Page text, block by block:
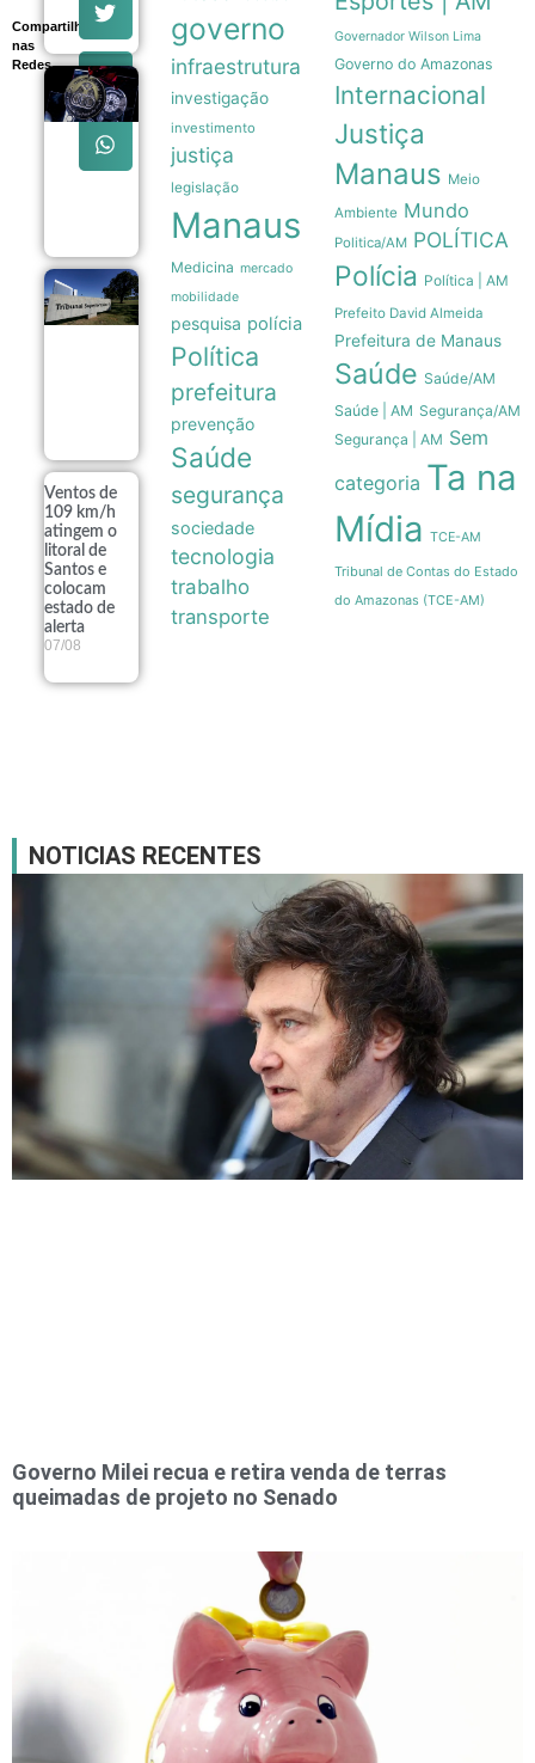
Compartilhe
nas
Redes
Legado
paralímpico:
a trajetória
da primeira
medalha do
Brasil em
07/08
TSE institui
assessoramento
para vigiar IA e
fake news nas
eleições de
2026
07/08
Ventos de
109 km/h
atingem o
litoral de
Santos e
colocam
estado de
alerta
07/08
governo
infraestrutura
investigação
investimento
justiça
legislação
Manaus
Medicina mercado
mobilidade
pesquisa polícia
Política
prefeitura
prevenção
Saúde
segurança
sociedade
tecnologia
trabalho
transporte
Governador Wilson Lima
Governo do Amazonas
Internacional
Justiça
Manaus Meio
Ambiente Mundo
Politica/AM POLÍTICA
Polícia Política | AM
Prefeito David Almeida
Prefeitura de Manaus
Saúde Saúde/AM
Saúde | AM Segurança/AM
Segurança | AM Sem
categoria Ta na
Mídia TCE-AM
Tribunal de Contas do Estado
do Amazonas (TCE-AM)
NOTICIAS RECENTES
Governo Milei recua e retira venda de terras
queimadas de projeto no Senado